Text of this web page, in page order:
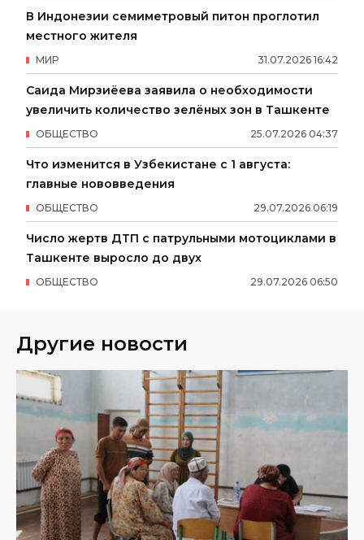
В Индонезии семиметровый питон проглотил
местного жителя
31.07.2026 16:42
МИР
Саида Мирзиёева заявила о необходимости
увеличить количество зелёных зон в Ташкенте
25.07.2026 04:37
ОБЩЕСТВО
Что изменится в Узбекистане с 1 августа:
главные нововведения
29.07.2026 06:19
ОБЩЕСТВО
Число жертв ДТП с патрульными мотоциклами в
Ташкенте выросло до двух
29.07.2026 06:50
ОБЩЕСТВО
Другие новости